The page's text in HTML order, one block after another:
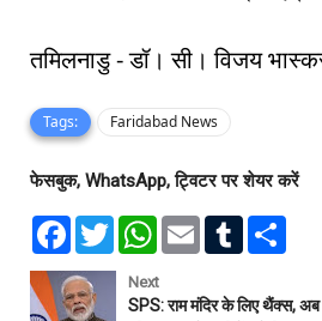
तमिलनाडु - डॉ। सी। विजय
Tags: Faridabad News
फेसबुक, WhatsApp, ट्विटर पर शेयर करें
F
e
b
T
w
W
t
s
E
l
T
l
e
Next
SPS: राम मंदिर के लिए थैंक्स, अब